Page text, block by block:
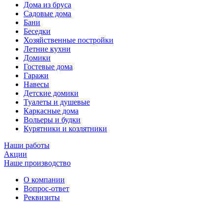
Дома из бруса
Садовые дома
Бани
Беседки
Хозяйственные постройки
Летние кухни
Домики
Гостевые дома
Гаражи
Навесы
Детские домики
Туалеты и душевые
Каркасные дома
Вольеры и будки
Курятники и козлятники
Наши работы
Акции
Наше производство
О компании
Вопрос-ответ
Реквизиты